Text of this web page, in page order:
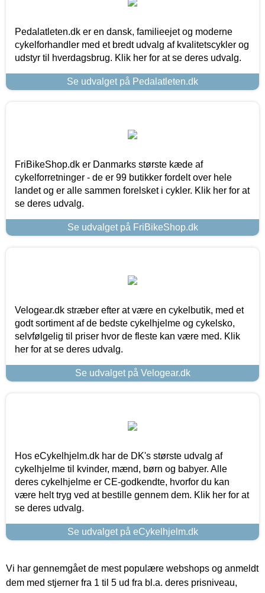
Pedalatleten.dk er en dansk, familieejet og moderne
cykelforhandler med et bredt udvalg af kvalitetscykler og
udstyr til hverdagsbrug. Klik her for at se deres udvalg.
Se udvalget på Pedalatleten.dk
FriBikeShop.dk er Danmarks største kæde af
cykelforretninger - de er 99 butikker fordelt over hele
landet og er alle sammen forelsket i cykler. Klik her for at
se deres udvalg.
Se udvalget på FriBikeShop.dk
Velogear.dk stræber efter at være en cykelbutik, med et
godt sortiment af de bedste cykelhjelme og cykelsko,
selvfølgelig til priser hvor de fleste kan være med. Klik
her for at se deres udvalg.
Se udvalget på Velogear.dk
Hos eCykelhjelm.dk har de DK's største udvalg af
cykelhjelme til kvinder, mænd, børn og babyer. Alle
deres cykelhjelme er CE-godkendte, hvorfor du kan
være helt tryg ved at bestille gennem dem. Klik her for at
se deres udvalg.
Se udvalget på eCykelhjelm.dk
Vi har gennemgået de mest populære webshops og anmeldt
dem med stjerner fra 1 til 5 ud fra bl.a. deres prisniveau,